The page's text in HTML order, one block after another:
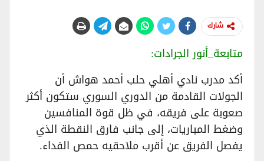
شارك
متابعة_أنور الجرادات:
أكد مدرب نادي أهلي حلب أحمد هواش أن
الجولات القادمة من الدوري السوري ستكون أكثر
صعوبة على فريقه، في ظل قوة المنافسين
وضغط المباريات، إلى جانب فارق النقطة الذي
يفصل الفريق عن أقرب ملاحقيه حمص الفداء.